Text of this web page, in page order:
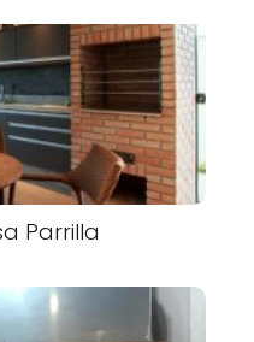
Parrilla